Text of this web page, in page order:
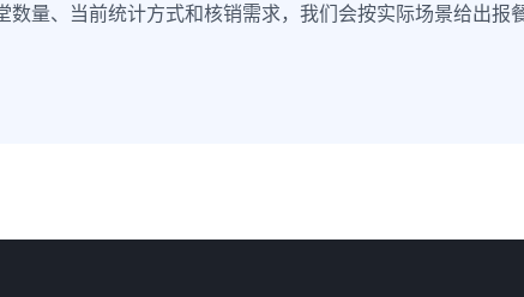
量、当前统计方式和核销需求，我们会按实际场景给出报